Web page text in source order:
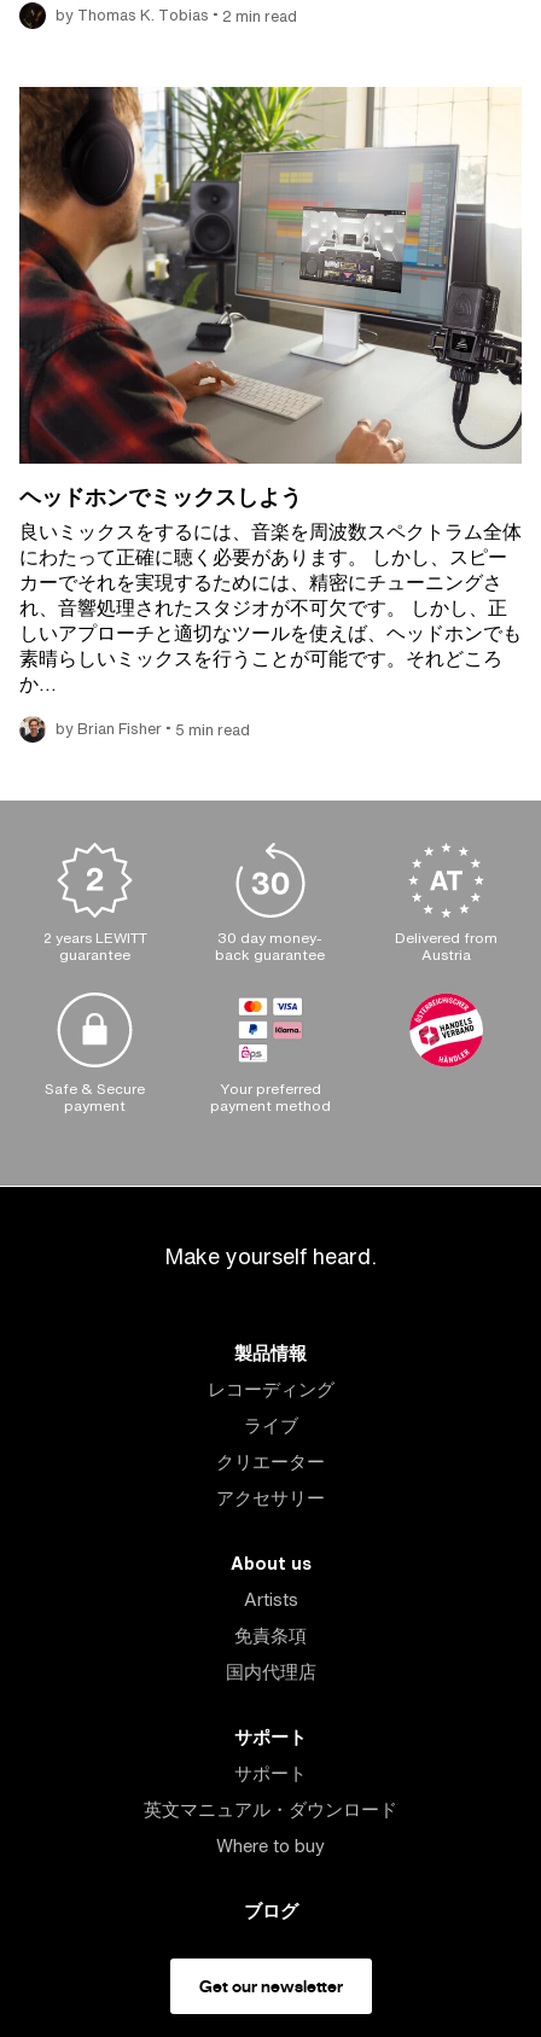
by Thomas K. Tobias • 2 min read
ヘッドホンでミックスしよう
良いミックスをするには、音楽を周波数スペクトラム全体
にわたって正確に聴く必要があります。 しかし、スピー
カーでそれを実現するためには、精密にチューニングさ
れ、音響処理されたスタジオが不可欠です。 しかし、正
しいアプローチと適切なツールを使えば、ヘッドホンでも
素晴らしいミックスを行うことが可能です。それどころ
か…
by Brian Fisher • 5 min read
2 years LEWITT
guarantee
30 day money-
back guarantee
Delivered from
Austria
Safe & Secure
payment
Your preferred
payment method
Make yourself heard.
製品情報
レコーディング
ライブ
クリエーター
アクセサリー
About us
Artists
免責条項
国内代理店
サポート
サポート
英文マニュアル・ダウンロード
Where to buy
ブログ
Get our newsletter